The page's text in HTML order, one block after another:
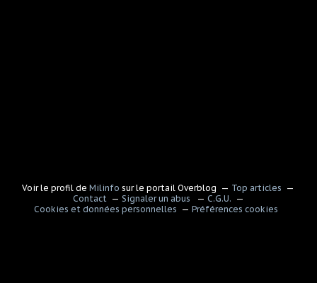
Voir le profil deMilinfo sur le portail Overblog
Top articles
Contact
Signaler un abus
C.G.U.
Cookies et données personnelles
Préférences cookies